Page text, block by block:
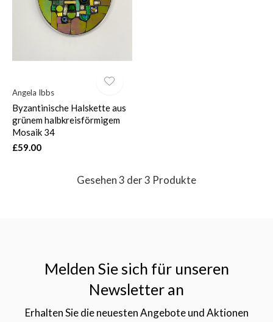
Angela Ibbs
Byzantinische Halskette aus
grünem halbkreisförmigem
Mosaik 34
£59.00
Gesehen 3 der 3 Produkte
Melden Sie sich für unseren
Newsletter an
Erhalten Sie die neuesten Angebote und Aktionen